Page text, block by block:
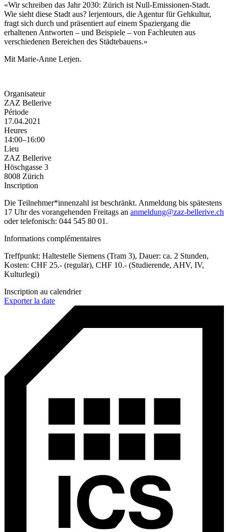
«Wir schreiben das Jahr 2030: Zürich ist Null-Emissionen-Stadt.
Wie sieht diese Stadt aus? lerjentours, die Agentur für Gehkultur,
fragt sich durch und präsentiert auf einem Spaziergang die
erhaltenen Antworten – und Beispiele – von Fachleuten aus
verschiedenen Bereichen des Städtebauens.»
Mit Marie-Anne Lerjen.
Organisateur
ZAZ Bellerive
Période
17.04.2021
Heures
14:00–16:00
Lieu
ZAZ Bellerive
Höschgasse 3
8008 Zürich
Inscription
Die Teilnehmer*innenzahl ist beschränkt. Anmeldung bis spätestens
17 Uhr des vorangehenden Freitags an anmeldung@zaz-bellerive.ch
oder telefonisch: 044 545 80 01.
Informations complémentaires
Treffpunkt: Haltestelle Siemens (Tram 3), Dauer: ca. 2 Stunden,
Kosten: CHF 25.- (regulär), CHF 10.- (Studierende, AHV, IV,
Kulturlegi)
Inscription au calendrier
Exporter la date